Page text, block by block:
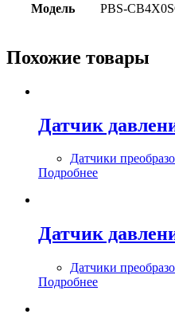
Модель PBS-
Похожие товары
Датчик
Датчики
Подробнее
Датчик
Датчики
Подробнее